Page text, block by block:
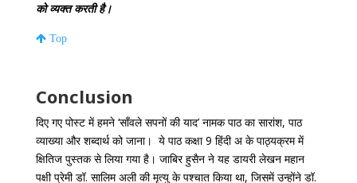
को व्यक्त करती है।
Top
Conclusion
दिए गए पोस्ट में हमने ‘साँवले सपनों की याद’ नामक पाठ का सारांश, पाठ
व्याख्या और शब्दार्थ को जाना। ये पाठ कक्षा 9 हिंदी अ के पाठ्यक्रम में
क्षितिज पुस्तक से लिया गया है। जाबिर हुसैन ने यह डायरी लेखन महान
पक्षी प्रेमी डॉ. सालिम अली की मृत्यु के पश्चात किया था, जिसमें उन्होंने डॉ.